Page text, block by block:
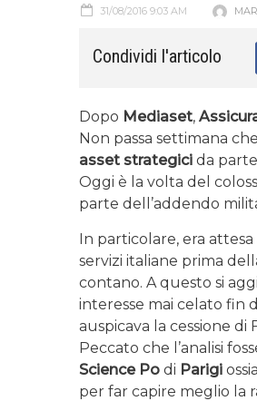
31/08/2016 9:03 AM
Condividi l'articolo
Dopo Mediaset,
Non passa settimana che
asset strategici da
Oggi è la volta del
parte dell’addendo
In particolare, era
servizi italiane prima
contano. A questo si
interesse mai celato fin
auspicava la cessione
Peccato che l’analisi
Science Po di Parigi
per far capire meglio la